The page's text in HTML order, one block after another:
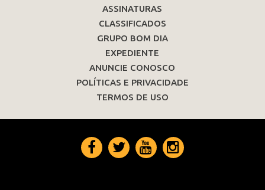
ASSINATURAS
CLASSIFICADOS
GRUPO BOM DIA
EXPEDIENTE
ANUNCIE CONOSCO
POLÍTICAS E PRIVACIDADE
TERMOS DE USO